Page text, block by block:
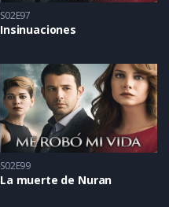
S02E97
Insinuaciones
S02E99
La muerte de Nuran